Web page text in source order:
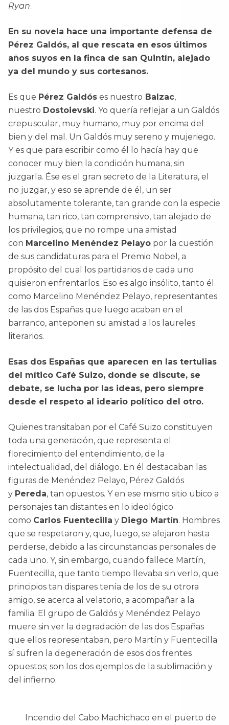
Ryan.
En su novela hace una importante defensa de
Pérez Galdós, al que rescata en esos últimos
años suyos en la finca de san Quintín, alejado
ya del mundo y sus cortesanos.
Es que Pérez Galdós es nuestro Balzac,
nuestro Dostoievski. Yo quería reflejar a un Galdós
crepuscular, muy humano, muy por encima del
bien y del mal. Un Galdós muy sereno y mujeriego.
Y es que para escribir como él lo hacía hay que
conocer muy bien la condición humana, sin
juzgarla. Ése es el gran secreto de la Literatura, el
no juzgar, y eso se aprende de él, un ser
absolutamente tolerante, tan grande con la especie
humana, tan rico, tan comprensivo, tan alejado de
los privilegios, que no rompe una amistad
con Marcelino Menéndez Pelayo por la cuestión
de sus candidaturas para el Premio Nobel, a
propósito del cual los partidarios de cada uno
quisieron enfrentarlos. Eso es algo insólito, tanto él
como Marcelino Menéndez Pelayo, representantes
de las dos Españas que luego acaban en el
barranco, anteponen su amistad a los laureles
literarios.
Esas dos Españas que aparecen en las tertulias
del mítico Café Suizo, donde se discute, se
debate, se lucha por las ideas, pero siempre
desde el respeto al ideario político del otro.
Quienes transitaban por el Café Suizo constituyen
toda una generación, que representa el
florecimiento del entendimiento, de la
intelectualidad, del diálogo. En él destacaban las
figuras de Menéndez Pelayo, Pérez Galdós
y Pereda, tan opuestos. Y en ese mismo sitio ubico a
personajes tan distantes en lo ideológico
como Carlos Fuentecilla y Diego Martín. Hombres
que se respetaron y, que, luego, se alejaron hasta
perderse, debido a las circunstancias personales de
cada uno. Y, sin embargo, cuando fallece Martín,
Fuentecilla, que tanto tiempo llevaba sin verlo, que
principios tan dispares tenía de los de su otrora
amigo, se acerca al velatorio, a acompañar a la
familia. El grupo de Galdós y Menéndez Pelayo
muere sin ver la degradación de las dos Españas
que ellos representaban, pero Martín y Fuentecilla
sí sufren la degeneración de esos dos frentes
opuestos; son los dos ejemplos de la sublimación y
del infierno.
Incendio del Cabo Machichaco en el puerto de